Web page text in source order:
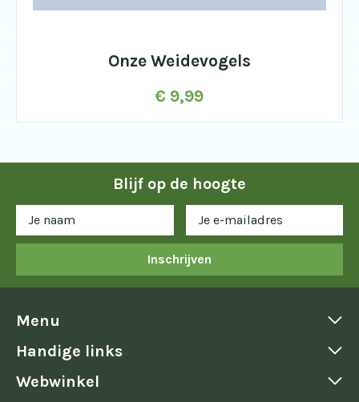
Onze Weidevogels
€ 9,99
Blijf op de hoogte
Inschrijven
Menu
Handige links
Webwinkel